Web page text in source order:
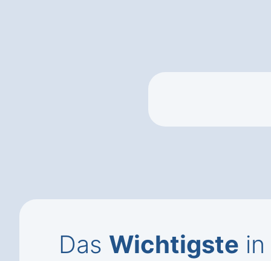
Das Wichtigste